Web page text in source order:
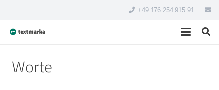
+49 176 254 915 91
Worte